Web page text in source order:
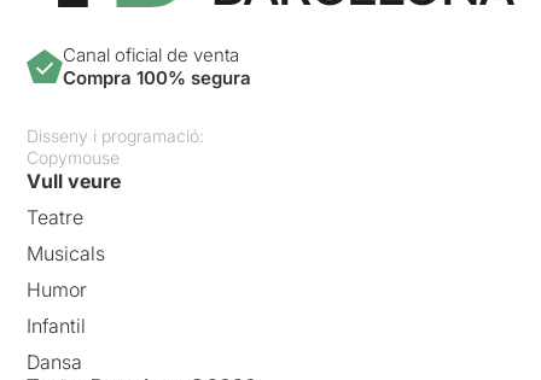
Canal oficial de venta
Compra 100% segura
Disseny i programació:
Copymouse
Vull veure
Teatre
Musicals
Humor
Infantil
Dansa